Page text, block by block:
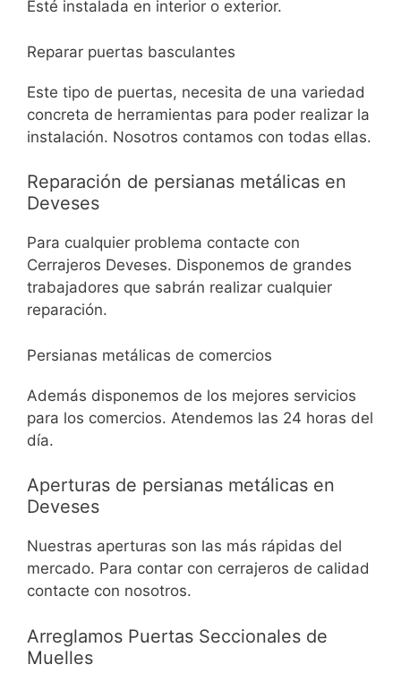
Esté instalada en interior o exterior.
Reparar puertas basculantes
Este tipo de puertas, necesita de una variedad
concreta de herramientas para poder realizar la
instalación. Nosotros contamos con todas ellas.
Reparación de persianas metálicas en
Deveses
Para cualquier problema contacte con
Cerrajeros Deveses. Disponemos de grandes
trabajadores que sabrán realizar cualquier
reparación.
Persianas metálicas de comercios
Además disponemos de los mejores servicios
para los comercios. Atendemos las 24 horas del
día.
Aperturas de persianas metálicas en
Deveses
Nuestras aperturas son las más rápidas del
mercado. Para contar con cerrajeros de calidad
contacte con nosotros.
Arreglamos Puertas Seccionales de
Muelles